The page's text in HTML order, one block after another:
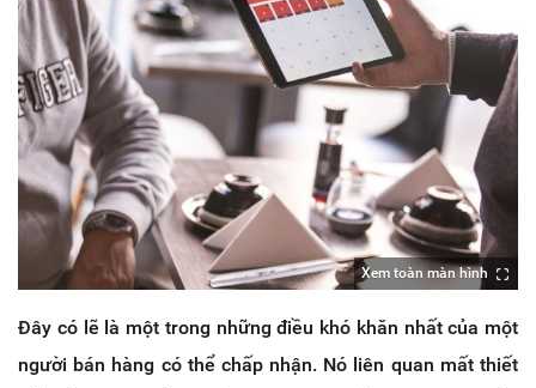
Xem toàn màn hình
Đây có lẽ là một trong những điều khó khăn nhất của một
người bán hàng có thể chấp nhận. Nó liên quan mất thiết